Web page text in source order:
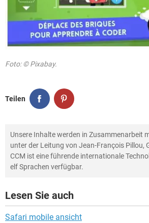
Foto: © Pixabay.
Teilen
Unsere Inhalte werden in Zusammenarbeit
unter der Leitung von Jean-François Pillou,
CCM ist eine führende internationale
elf Sprachen verfügbar.
Lesen Sie auch
Safari mobile ansicht